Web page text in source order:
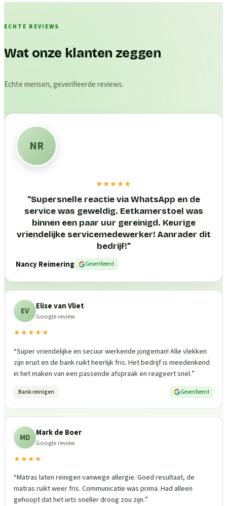
ECHTE REVIEWS
Wat onze klanten zeggen
Echte mensen, geverifieerde reviews.
NR
★★★★★
“Supersnelle reactie via WhatsApp en de
service was geweldig. Eetkamerstoel was
binnen een paar uur gereinigd. Keurige
vriendelijke servicemedewerker! Aanrader dit
bedrijf!”
Nancy Reimering
Geverifieerd
EV Elise van Vliet
Google review
★★★★★
“Super vriendelijke en secuur werkende jongeman! Alle vlekken
zijn eruit en de bank ruikt heerlijk fris. Het bedrijf is meedenkend
in het maken van een passende afspraak en reageert snel.”
Bank reinigen Geverifieerd
MD Mark de Boer
Google review
★★★★
“Matras laten reinigen vanwege allergie. Goed resultaat, de
matras ruikt weer fris. Communicatie was prima. Had alleen
gehoopt dat het iets sneller droog zou zijn.”